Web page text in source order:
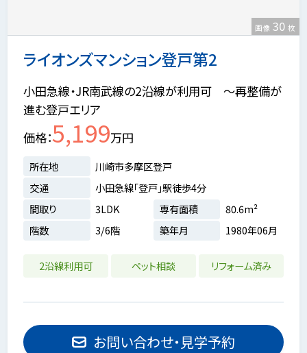
ライオンズマンション登戸第2
画像 30 枚
小田急線・JR南武線の2沿線が利用可 ～再整備が
進む登戸エリア
価格 5,199万円
所在地
川崎市多摩区登戸
交通
小田急線「登戸」駅徒歩4分
間取り
3LDK 専有面積
80.6m²
階数
3/6階 築年月 1980年06月
2沿線利用可 ペット相談 リフォーム済み
お問い合わせ・見学予約